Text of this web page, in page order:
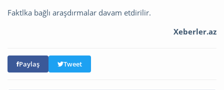
Faktlka bağlı araşdırmalar davam etdirilir.
Xeberler.az
Paylaş Tweet